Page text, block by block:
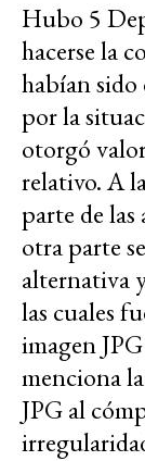
Hubo 5
hacerse la
habían sido
por la
otorgó
relativo. A
parte de las
otra parte
alternativa
las cuales
imagen
menciona
JPG al